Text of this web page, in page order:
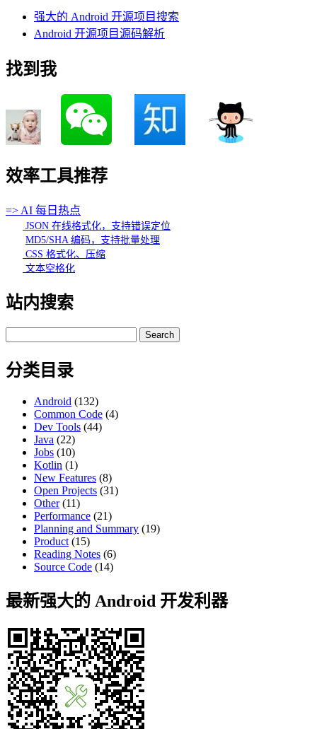
强大的 Android 开源项目搜索
Android 开源项目源码解析
找到我
效率工具推荐
=> AI 每日热点
JSON 在线格式化，支持错误定位
MD5/SHA 编码，支持批量处理
CSS 格式化、压缩
文本空格化
站内搜索
for:
分类目录
Android (132)
Common Code (4)
Dev Tools (44)
Java (22)
Jobs (10)
Kotlin (1)
New Features (8)
Open Projects (31)
Other(11)
Performance (21)
Planning and Summary (19)
Product (15)
Reading Notes (6)
Source Code (14)
最新强大的 Android 开发利器